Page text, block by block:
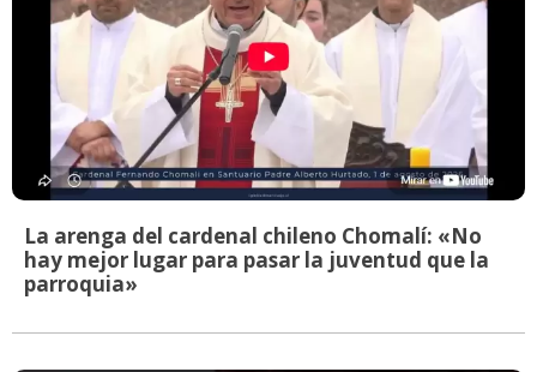
La arenga del cardenal chileno Chomalí: «No
hay mejor lugar para pasar la juventud que la
parroquia»